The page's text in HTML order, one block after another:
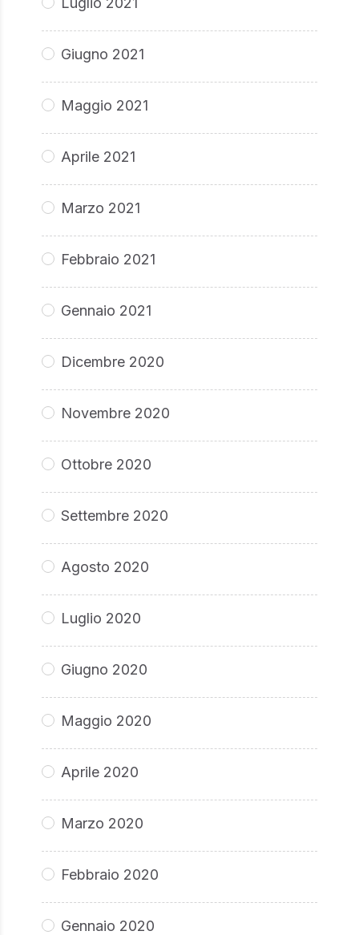
Giugno 2021
Maggio 2021
Aprile 2021
Marzo 2021
Febbraio 2021
Gennaio 2021
Dicembre 2020
Novembre 2020
Ottobre 2020
Settembre 2020
Agosto 2020
Luglio 2020
Giugno 2020
Maggio 2020
Aprile 2020
Marzo 2020
Febbraio 2020
Gennaio 2020